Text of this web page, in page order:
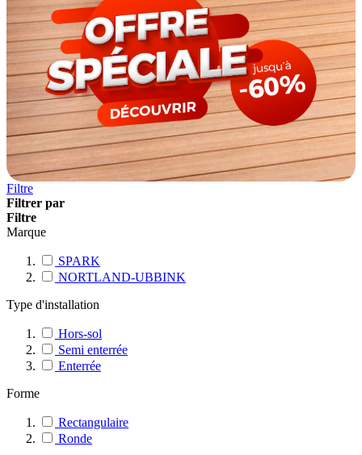
Filtre
Filtrer par
Filtre
Marque
SPARK
NORTLAND-UBBINK
Type d'installation
Hors-sol
Semi enterrée
Enterrée
Forme
Rectangulaire
Ronde